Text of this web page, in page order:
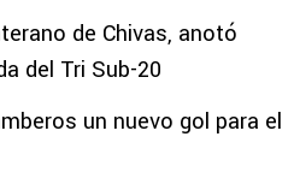
de Chivas, anotó
del Tri Sub-20
un nuevo gol para el